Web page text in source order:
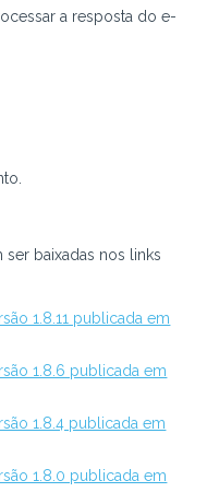
a resposta do e-
baixadas nos links
1.8.11 publicada em
1.8.6 publicada em
1.8.4 publicada em
1.8.0 publicada em